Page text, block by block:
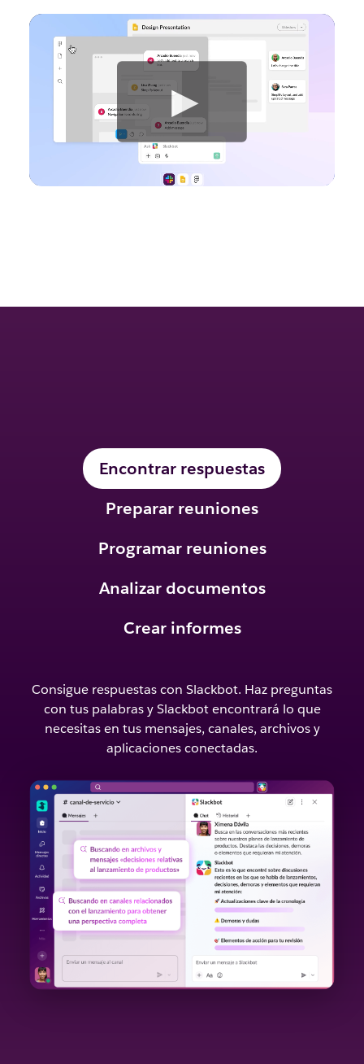
V
Encontrar respuestas
Preparar reuniones
Programar reuniones
Analizar documentos
Crear informes
Consigue respuestas con Slackbot. Haz preguntas
con tus palabras y Slackbot encontrará lo que
necesitas en tus mensajes, canales, archivos y
aplicaciones conectadas.